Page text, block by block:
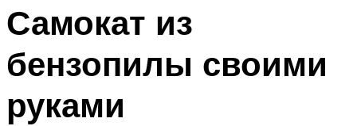
Самокат из
бензопилы своими
руками